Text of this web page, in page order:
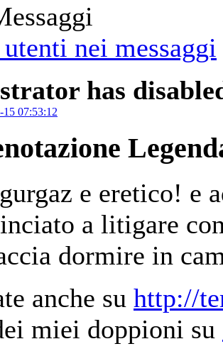
has
15 07:53:12
e eretico! e
a litigare
dormire in
anche su http://
miei doppioni su